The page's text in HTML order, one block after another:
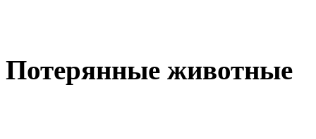
Потерянные животные